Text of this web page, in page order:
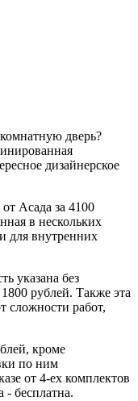
дверь?
дизайнерское
Асада за 4100
в нескольких
для внутренних
указана без
рублей. Также эта
сложности работ,
кроме
по ним
от 4-ех комплектов
- бесплатна.